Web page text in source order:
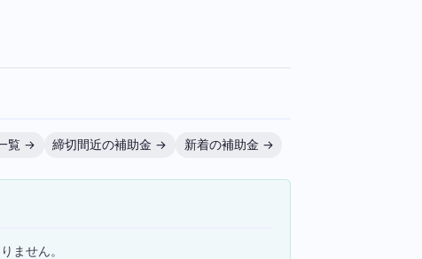
覧 → 締切間近の補助金 → 新着の補助金 →
ません。